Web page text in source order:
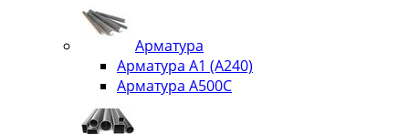
Арматура
Арматура А1 (А240)
Арматура А500С